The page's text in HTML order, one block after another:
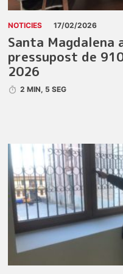
NOTICIES 17/02/2026
Santa Magdalena
pressupost de
2026
2 MIN, 5 SEG